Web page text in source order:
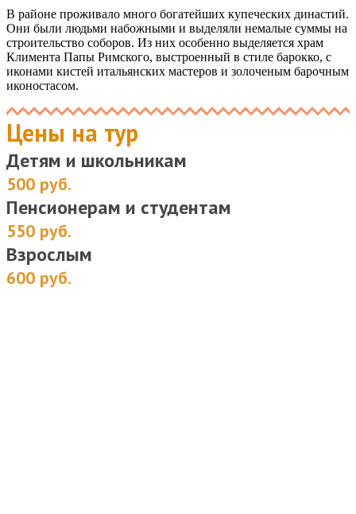
В районе проживало много богатейших купеческих династий.
Они были людьми набожными и выделяли немалые суммы на
строительство соборов. Из них особенно выделяется храм
Климента Папы Римского, выстроенный в стиле барокко, с
иконами кистей итальянских мастеров и золоченым барочным
иконостасом.
Цены на тур
Детям и школьникам
500 руб.
Пенсионерам и студентам
550 руб.
Взрослым
600 руб.